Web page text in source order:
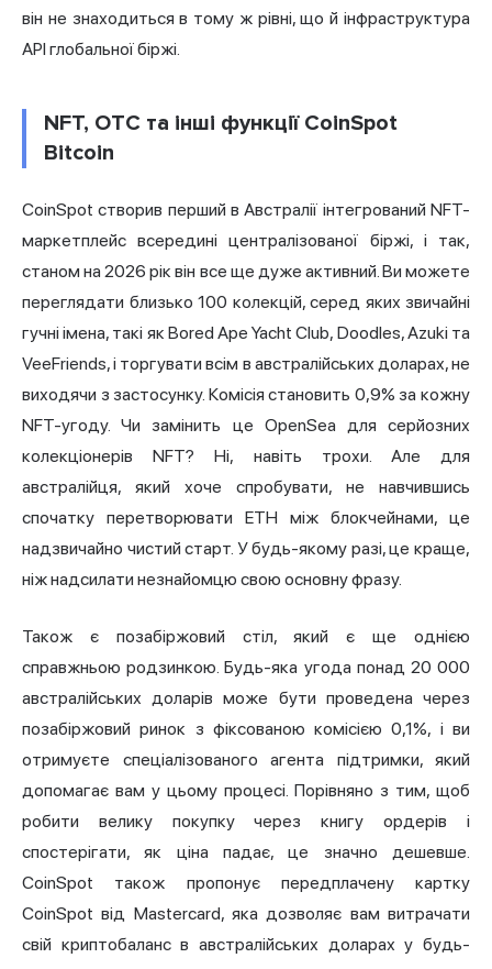
він не знаходиться в тому ж рівні, що й інфраструктура
API глобальної біржі.
NFT, OTC та інші функції CoinSpot
Bitcoin
CoinSpot створив перший в Австралії інтегрований NFT-
маркетплейс всередині централізованої біржі, і так,
станом на 2026 рік він все ще дуже активний. Ви можете
переглядати близько 100 колекцій, серед яких звичайні
гучні імена, такі як Bored Ape Yacht Club, Doodles, Azuki та
VeeFriends, і торгувати всім в австралійських доларах, не
виходячи з застосунку. Комісія становить 0,9% за кожну
NFT-угоду. Чи замінить це OpenSea для серйозних
колекціонерів NFT? Ні, навіть трохи. Але для
австралійця, який хоче спробувати, не навчившись
спочатку перетворювати ETH між блокчейнами, це
надзвичайно чистий старт. У будь-якому разі, це краще,
ніж надсилати незнайомцю свою основну фразу.
Також є позабіржовий стіл, який є ще однією
справжньою родзинкою. Будь-яка угода понад 20 000
австралійських доларів може бути проведена через
позабіржовий ринок з фіксованою комісією 0,1%, і ви
отримуєте спеціалізованого агента підтримки, який
допомагає вам у цьому процесі. Порівняно з тим, щоб
робити велику покупку через книгу ордерів і
спостерігати, як ціна падає, це значно дешевше.
CoinSpot також пропонує передплачену картку
CoinSpot від Mastercard, яка дозволяє вам витрачати
свій криптобаланс в австралійських доларах у будь-